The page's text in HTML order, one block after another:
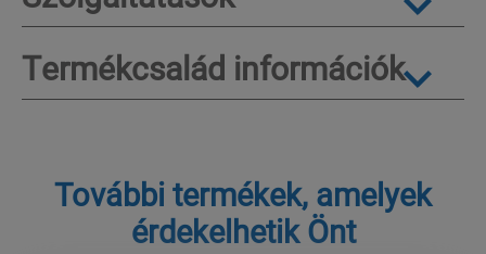
Termékcsalád információk
További termékek, amelyek
érdekelhetik Önt